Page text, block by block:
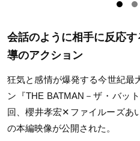
会話のように相手に反応
導のアクション
狂気と感情が爆発する今世紀最
ン『THE BATMAN－ザ・バッ
回、櫻井孝宏✕ファイルーズあ
の本編映像が公開された。